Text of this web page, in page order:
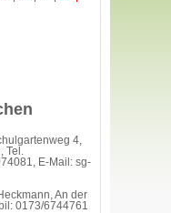
4,
Tel.
E-Mail: sg-
An der
0173/6744761